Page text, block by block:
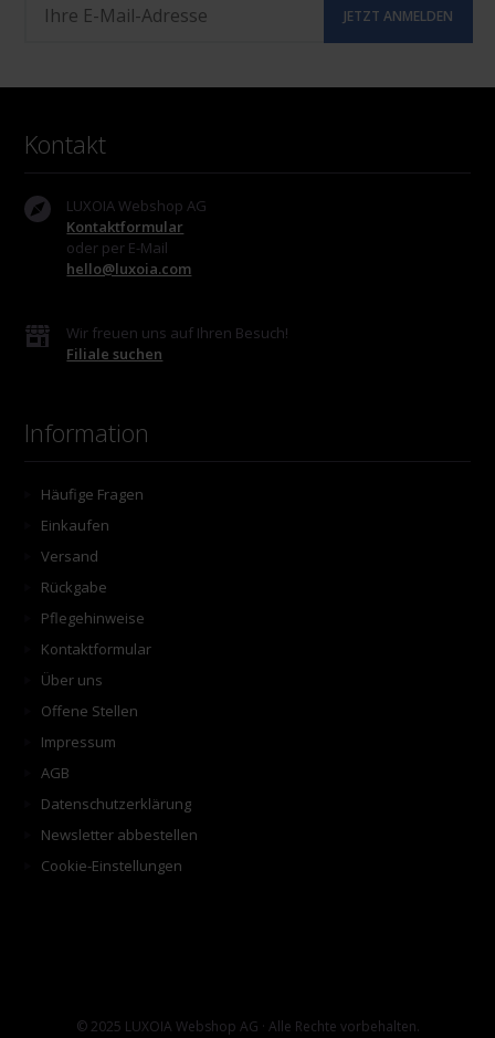
Kontakt
LUXOIA Webshop AG
Kontaktformular
oder per E-Mail
hello@luxoia.com
Wir freuen uns auf Ihren Besuch!
Filiale suchen
Information
Häufige Fragen
Einkaufen
Versand
Rückgabe
Pflegehinweise
Kontaktformular
Über uns
Offene Stellen
Impressum
AGB
Datenschutzerklärung
Newsletter abbestellen
Cookie-Einstellungen
© 2025 LUXOIA Webshop AG · Alle Rechte vorbehalten.